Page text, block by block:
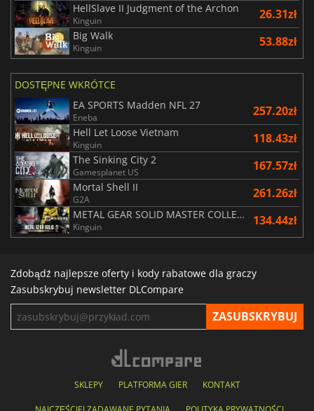
HellSlave II Judgment of the Archon
Kinguin 26.31zł
Big Walk
Kinguin 53.88zł
DOSTĘPNE WKRÓTCE
EA SPORTS Madden NFL 27
Eneba 257.20zł
Hell Let Loose Vietnam
Kinguin 118.43zł
The Sinking City 2
Gamesplanet US 167.57zł
Mortal Shell II
G2A 261.26zł
METAL GEAR SOLID MASTER COLLECTION Vol.2
Kinguin 134.44zł
Zdobądź najlepsze oferty i kody rabatowe dla graczy
Zasubskrybuj newsletter DLCompare
SKLEPY PLATFORMA GIER KONTAKT